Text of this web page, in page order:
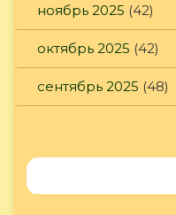
ноябрь 2025 (42)
октябрь 2025 (42)
сентябрь 2025 (48)